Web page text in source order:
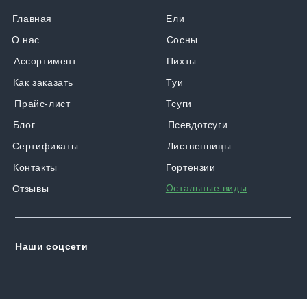
Главная
О нас
Ассортимент
Как заказать
Прайс-лист
Отзывы
Контакты
Ели
Сосны
Пихты
Туи
Тсуги
Псевдотсуги
Лиственницы
Гортензии
Наши соцсети
Остальные виды
Блог
Сертификаты